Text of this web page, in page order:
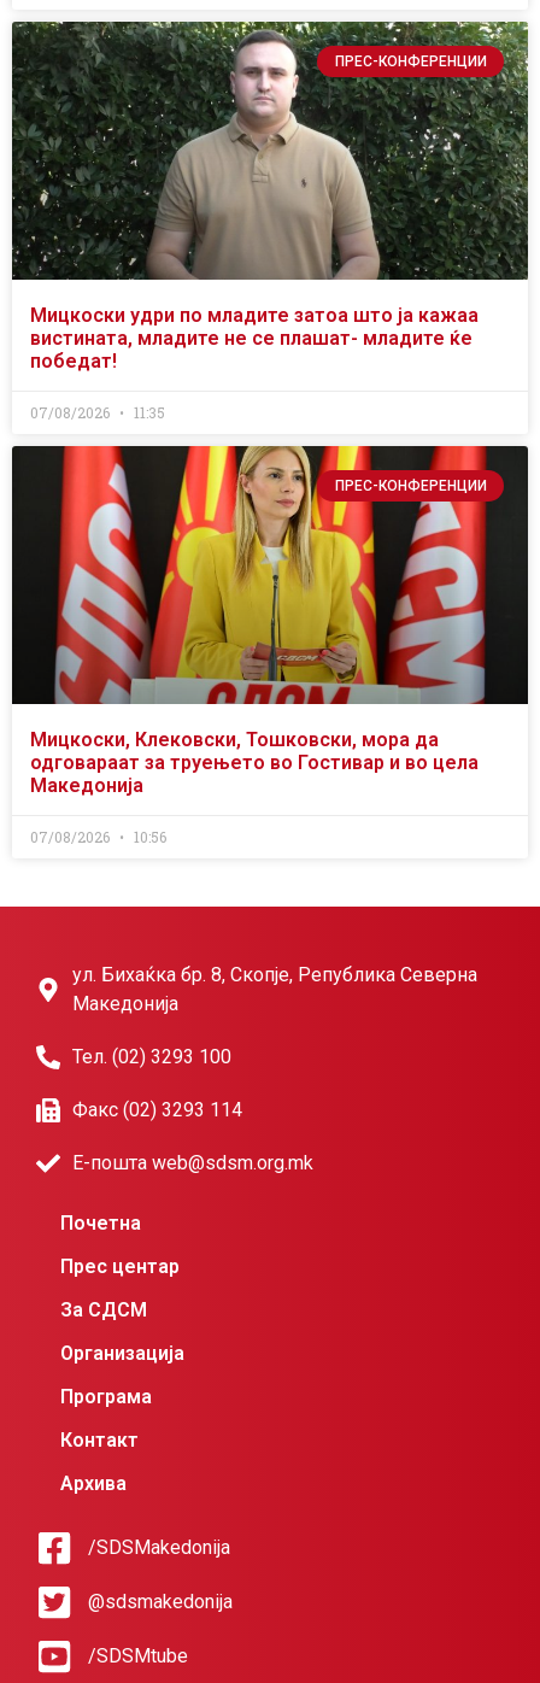
ПРЕС-КОНФЕРЕНЦИИ
Мицкоски удри по младите затоа што ја кажаа
вистината, младите не се плашат- младите ќе
победат!
07/08/2026 11:35
ПРЕС-КОНФЕРЕНЦИИ
Мицкоски, Клековски, Тошковски, мора да
одговараат за труењето во Гостивар и во цела
Македонија
07/08/2026 10:56
ул. Бихаќка бр. 8, Скопје, Република Северна
Македонија
Тел. (02) 3293 100
Факс (02) 3293 114
Е-пошта web@sdsm.org.mk
Почетна
Прес центар
За СДСМ
Организација
Програма
Контакт
Архива
/SDSMakedonija
@sdsmakedonija
/SDSMtube